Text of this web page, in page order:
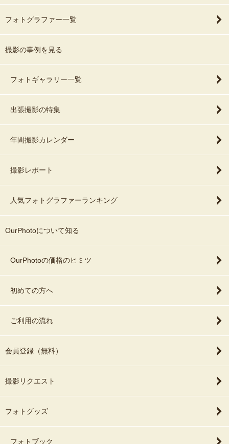
フォトグラファー一覧
撮影の事例を見る
フォトギャラリー一覧
出張撮影の特集
年間撮影カレンダー
撮影レポート
人気フォトグラファーランキング
OurPhotoについて知る
OurPhotoの価格のヒミツ
初めての方へ
ご利用の流れ
会員登録（無料）
撮影リクエスト
フォトグッズ
フォトブック